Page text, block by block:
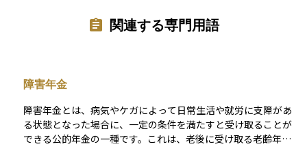
関連する専門用語
障害年金
障害年金とは、病気やケガによって日常生活や就労に支障があ
る状態となった場合に、一定の条件を満たすと受け取ることが
できる公的年金の一種です。これは、老後に受け取る老齢年金